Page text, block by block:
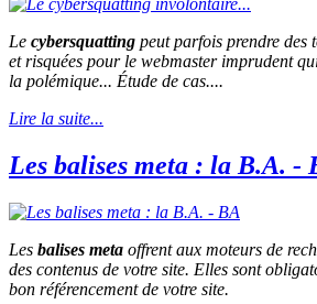
Le cybersquatting peut parfois prendre des
et risquées pour le webmaster imprudent
la polémique... Étude de cas....
Lire la suite...
Les balises meta : la B.A. -
Les balises meta offrent aux moteurs de
des contenus de votre site. Elles sont
bon référencement de votre site.